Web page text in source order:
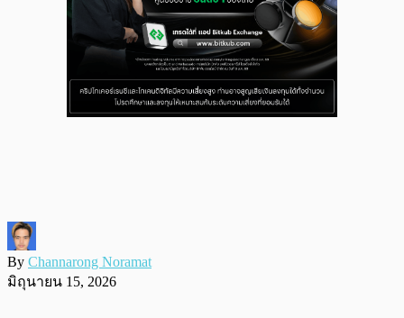
By Channarong Noramat
มิถุนายน 15, 2026